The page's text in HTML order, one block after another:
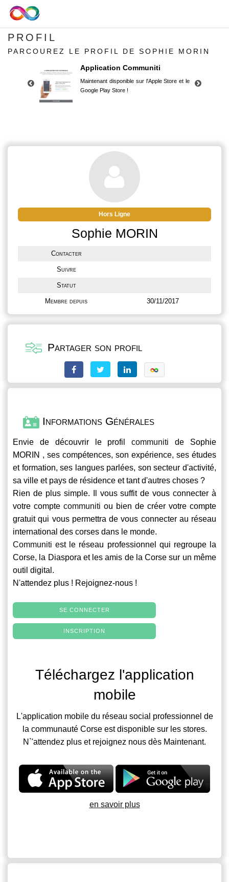
PROFIL
PARCOUREZ LE PROFIL DE SOPHIE MORIN
Application Communiti
Maintenant disponible sur l'Apple Store et le
Google Play Store !
Google Play Store !
Hors Ligne
Sophie MORIN
Contacter
Suivre
Statut
Membre depuis 30/11/2017
Partager son profil
Informations Générales
Envie de découvrir le profilcommuniti de Sophie
MORIN , ses compétences, son expérience, ses études
et formation, ses langues parlées, son secteur d'activité,
sa ville et pays de résidence et tant d'autres choses ?
Rien de plus simple. Il vous suffit de vous connecter à
votre compte communiti ou bien de créer votre compte
gratuit qui vous permettra de vous connecter au réseau
international des corses dans le monde.
Communiti est le réseau professionnel qui regroupe la
Corse, la Diaspora et les amis de la Corse sur un même
outil digital.
N'attendez plus ! Rejoignez-nous !
SE CONNECTER
INSCRIPTION
Téléchargez l'application
mobile
L'application mobile du réseau social professionnel de
la communauté Corse est disponible sur les stores.
N`'attendez plus et rejoignez nous dès Maintenant.
en savoir plus